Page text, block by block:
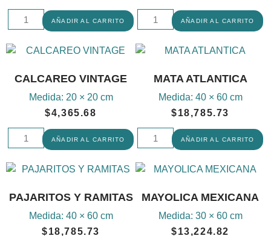
AÑADIR AL CARRITO AÑADIR AL CARRITO
CALCAREO VINTAGE
Medida: 20 × 20 cm
$4,365.68
AÑADIR AL CARRITO
MATA ATLANTICA
Medida: 40 × 60 cm
$18,785.73
AÑADIR AL CARRITO
PAJARITOS Y RAMITAS
Medida: 40 × 60 cm
$18,785.73
MAYOLICA MEXICANA
Medida: 30 × 60 cm
$13,224.82